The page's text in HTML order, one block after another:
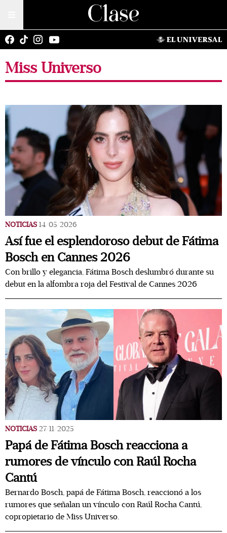
Miss Universo
NOTICIAS 14/05/2026
Así fue el esplendoroso debut de Fátima
Bosch en Cannes 2026
Con brillo y elegancia, Fátima Bosch deslumbró durante su
debut en la alfombra roja del Festival de Cannes 2026
NOTICIAS 27/11/2025
Papá de Fátima Bosch reacciona a
rumores de vínculo con Raúl Rocha
Cantú
Bernardo Bosch, papá de Fátima Bosch, reaccionó a los
rumores que señalan un vínculo con Raúl Rocha Cantú,
copropietario de Miss Universo.